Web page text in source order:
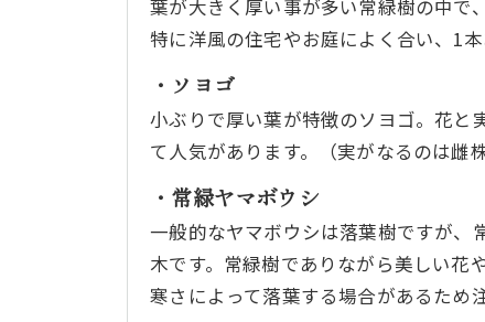
葉が大きく厚い事が多い常緑樹の中で
特に洋風の住宅やお庭によく合い、1
・ソヨゴ
小ぶりで厚い葉が特徴のソヨゴ。花と
て人気があります。（実がなるのは雌
・常緑ヤマボウシ
一般的なヤマボウシは落葉樹ですが、
木です。常緑樹でありながら美しい花
寒さによって落葉する場合があるため